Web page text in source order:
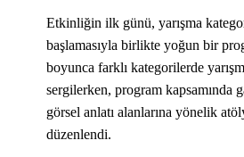
Etkinliğin ilk günü, yarışma
başlamasıyla birlikte yoğun bir
boyunca farklı kategorilerde
sergilerken, program kapsamında
görsel anlatı alanlarına yönelik
düzenlendi.